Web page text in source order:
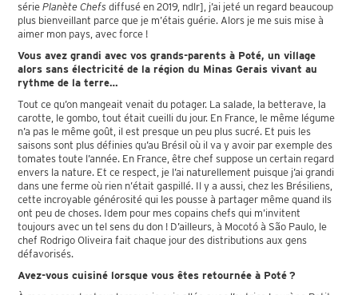
sériePlanète Chefs diffusé en 2019, ndlr], j’ai jeté un regard beaucoup
plus bienveillant parce que je m’étais guérie. Alors je me suis mise à
aimer mon pays, avec force !
Vous avez grandi avec vos grands-parents à Poté, un village
alors sans électricité de la région du Minas Gerais vivant au
rythme de la terre…
Tout ce qu’on mangeait venait du potager. La salade, la betterave, la
carotte, le gombo, tout était cueilli du jour. En France, le même légume
n’a pas le même goût, il est presque un peu plus sucré. Et puis les
saisons sont plus définies qu’au Brésil où il va y avoir par exemple des
tomates toute l’année. En France, être chef suppose un certain regard
envers la nature. Et ce respect, je l’ai naturellement puisque j’ai grandi
dans une ferme où rien n’était gaspillé. Il y a aussi, chez les Brésiliens,
cette incroyable générosité qui les pousse à partager même quand ils
ont peu de choses. Idem pour mes copains chefs qui m’invitent
toujours avec un tel sens du don ! D’ailleurs, à Mocotó à São Paulo, le
chef Rodrigo Oliveira fait chaque jour des distributions aux gens
défavorisés.
Avez-vous cuisiné lorsque vous êtes retournée à Poté ?